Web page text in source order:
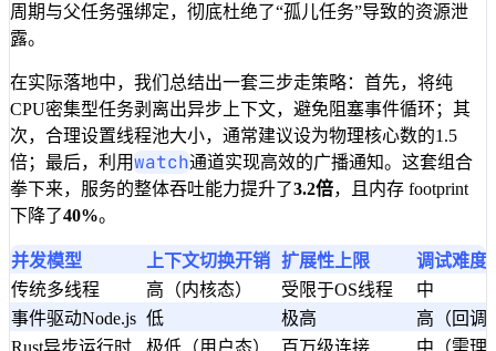
周期与父任务强绑定，彻底杜绝了“孤儿任务”导致的资源泄
露。
在实际落地中，我们总结出一套三步走策略：首先，将纯
CPU密集型任务剥离出异步上下文，避免阻塞事件循环；其
次，合理设置线程池大小，通常建议设为物理核心数的1.5
倍；最后，利用watch通道实现高效的广播通知。这套组合
拳下来，服务的整体吞吐能力提升了3.2倍，且内存 footprint
下降了40%。
并发模型 上下文切换开销 扩展性上限
调试难度
传统多线程
高（内核态） 受限于OS线程
中
事件驱动Node.js 低 极高
高（回调
Rust异步运行时
极低（用户态） 百万级连接 中（需理